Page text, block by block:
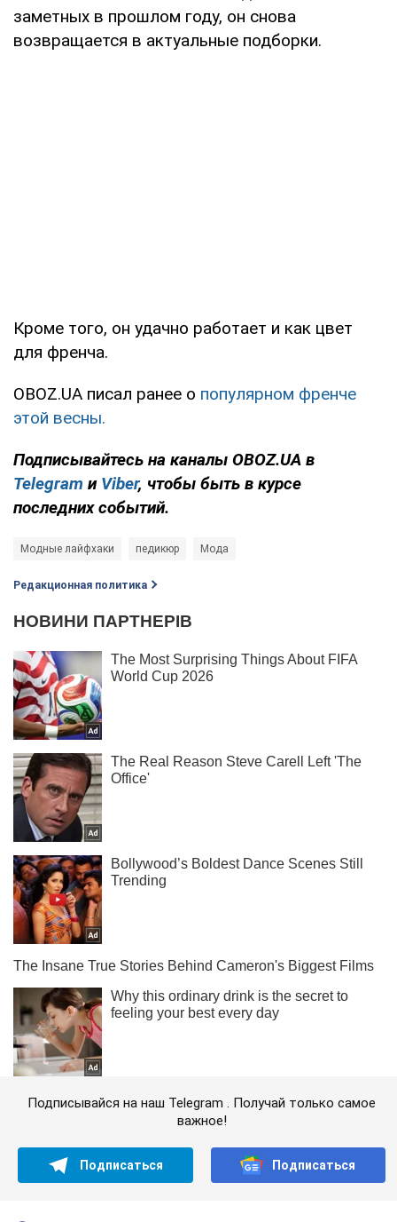
заметных в прошлом году, он снова
возвращается в актуальные подборки.
Кроме того, он удачно работает и как цвет
для френча.
OBOZ.UA писал ранее о популярном френче
этой весны.
Подписывайтесь на каналы OBOZ.UA в
Telegram и Viber, чтобы быть в курсе
последних событий.
Модные лайфхаки педикюр Мода
Редакционная политика
Подписывайся на наш Telegram . Получай только самое
важное!
Подписаться Подписаться